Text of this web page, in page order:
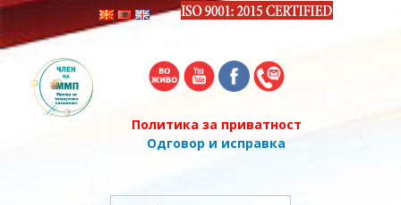
Политика за приватност
Одговор и исправка
Search